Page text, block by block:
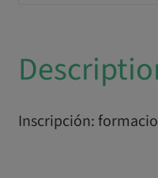
Inscripción: